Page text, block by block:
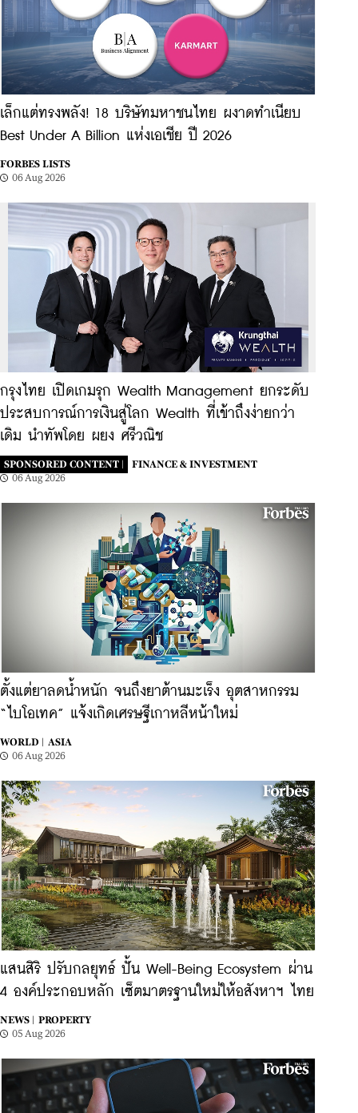
เล็กแต่ทรงพลัง! 18 บริษัทมหาชนไทย ผงาดทำเนียบ
Best Under A Billion แห่งเอเชีย ปี 2026
FORBES LISTS
06 Aug 2026
กรุงไทย เปิดเกมรุก Wealth Management ยกระดับ
ประสบการณ์การเงินสู่โลก Wealth ที่เข้าถึงง่ายกว่า
เดิม นำทัพโดย ผยง ศรีวณิช
SPONSORED CONTENT |
FINANCE & INVESTMENT
06 Aug 2026
ตั้งแต่ยาลดน้ำหนัก จนถึงยาต้านมะเร็ง อุตสาหกรรม
“ไบโอเทค” แจ้งเกิดเศรษฐีเกาหลีหน้าใหม่
WORLD |
ASIA
06 Aug 2026
แสนสิริ ปรับกลยุทธ์ ปั้น Well-Being Ecosystem ผ่าน
4 องค์ประกอบหลัก เซ็ตมาตรฐานใหม่ให้อสังหาฯ ไทย
NEWS |
PROPERTY
05 Aug 2026